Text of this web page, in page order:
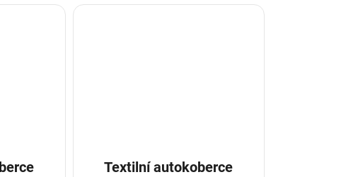
Textilní autokoberce